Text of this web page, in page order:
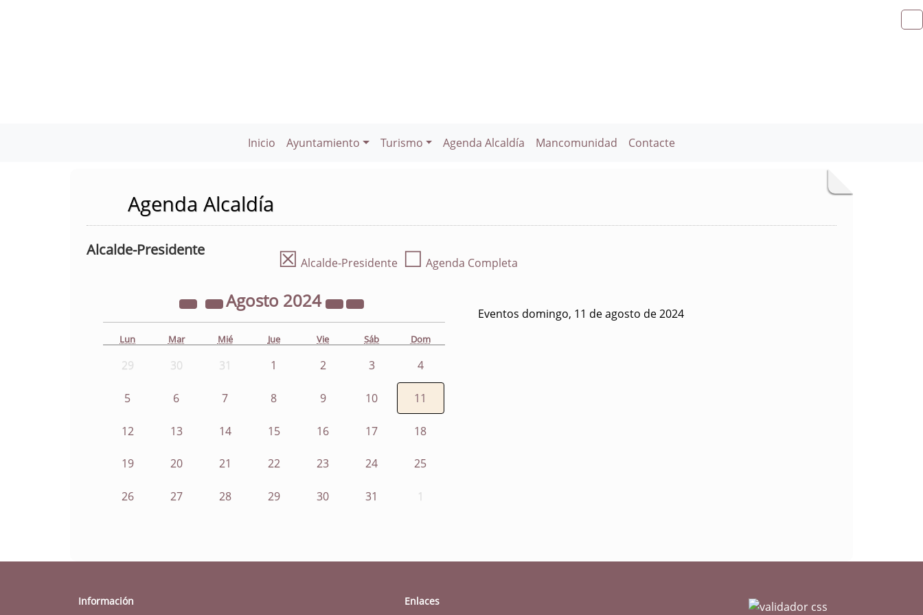
Inicio Ayuntamiento Turismo Agenda Alcaldía Mancomunidad Contacte
Agenda Alcaldía
Alcalde-Presidente ☒ Alcalde-Presidente ☐ Agenda Completa
Agosto 2024
Lun Mar Mié Jue Vie Sáb Dom
29 30 31 1 2 3 4
5 6 7 8 9 10 11
12 13 14 15 16 17 18
19 20 21 22 23 24 25
26 27 28 29 30 31 1
Eventos domingo, 11 de agosto de 2024
Información Enlaces